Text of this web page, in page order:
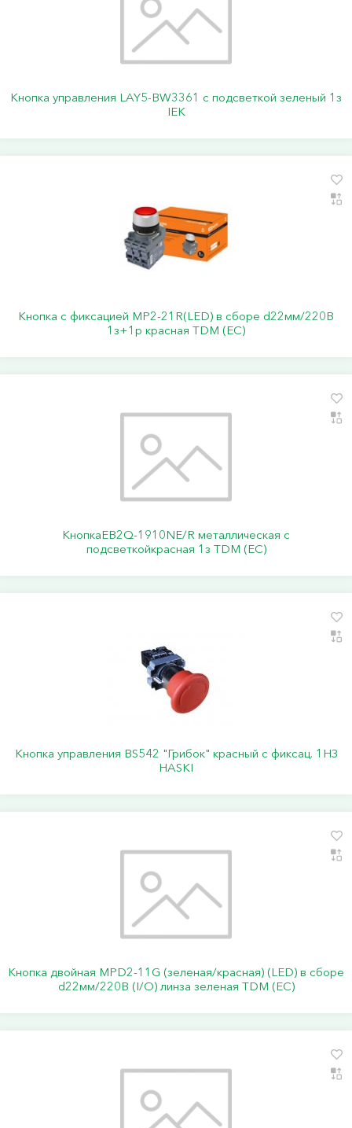
Кнопка управления LAY5-BW3361 с подсветкой зеленый 1з
IEK
Кнопка с фиксацией MP2-21R(LED) в сборе d22мм/220В
1з+1р красная TDM (ЕС)
КнопкаEB2Q-1910NE/R металлическая с
подсветкойкрасная 1з TDM (ЕС)
Кнопка управления BS542 "Грибок" красный с фиксац. 1НЗ
HASKI
Кнопка двойная MPD2-11G (зеленая/красная) (LED) в сборе
d22мм/220В (I/O) линза зеленая TDM (ЕС)